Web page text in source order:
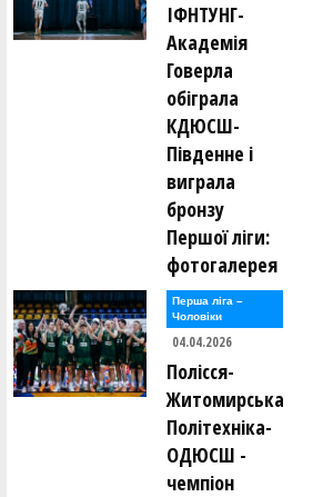
ІФНТУНГ-
Академія
Говерла
обіграла
КДЮСШ-
Південне і
виграла
бронзу
Першої ліги:
фотогалерея
Перша лiга –
Чоловiки
04.04.2026
Полісся-
Житомирська
Політехніка-
ОДЮСШ -
чемпіон